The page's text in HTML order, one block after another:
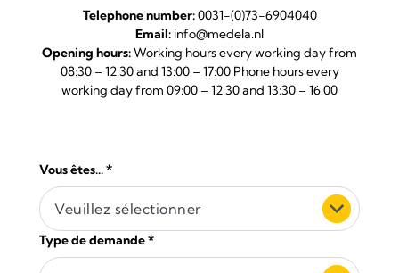
Telephone number:0031-(0)73-6904040
Email: info@medela.nl
Opening hours:Working hours every working day from
08:30 – 12:30 and 13:00 – 17:00 Phone hours every
working day from 09:00 – 12:30 and 13:30 – 16:00
Vous êtes...*
Veuillez sélectionner
Type de demande*